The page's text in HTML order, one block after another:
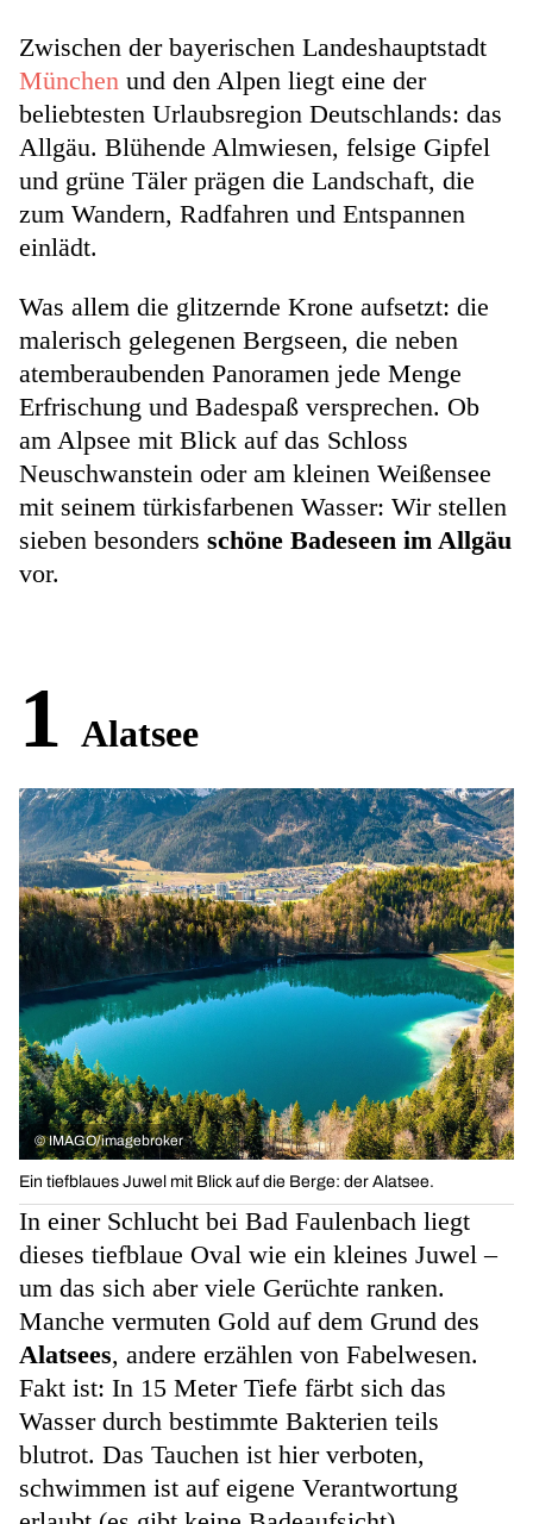
Zwischen der bayerischen Landeshauptstadt
München und den Alpen liegt eine der
beliebtesten Urlaubsregion Deutschlands: das
Allgäu. Blühende Almwiesen, felsige Gipfel
und grüne Täler prägen die Landschaft, die
zum Wandern, Radfahren und Entspannen
einlädt.
Was allem die glitzernde Krone aufsetzt: die
malerisch gelegenen Bergseen, die neben
atemberaubenden Panoramen jede Menge
Erfrischung und Badespaß versprechen. Ob
am Alpsee mit Blick auf das Schloss
Neuschwanstein oder am kleinen Weißensee
mit seinem türkisfarbenen Wasser: Wir stellen
sieben besonders schöne Badeseen im Allgäu
vor.
1 Alatsee
© IMAGO/imagebroker
Ein tiefblaues Juwel mit Blick auf die Berge: der Alatsee.
In einer Schlucht bei Bad Faulenbach liegt
dieses tiefblaue Oval wie ein kleines Juwel –
um das sich aber viele Gerüchte ranken.
Manche vermuten Gold auf dem Grund des
Alatsees, andere erzählen von Fabelwesen.
Fakt ist: In 15 Meter Tiefe färbt sich das
Wasser durch bestimmte Bakterien teils
blutrot. Das Tauchen ist hier verboten,
schwimmen ist auf eigene Verantwortung